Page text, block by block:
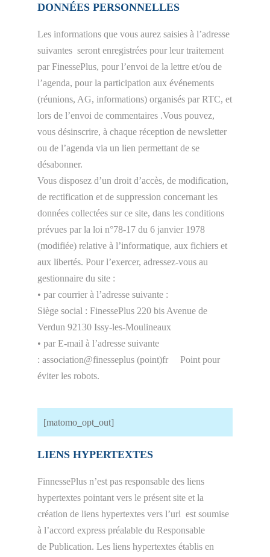
DONNÉES PERSONNELLES
Les informations que vous aurez saisies à l’adresse
suivantes seront enregistrées pour leur traitement
par FinessePlus, pour l’envoi de la lettre et/ou de
l’agenda, pour la participation aux événements
(réunions, AG, informations) organisés par RTC, et
lors de l’envoi de commentaires .Vous pouvez,
vous désinscrire, à chaque réception de newsletter
ou de l’agenda via un lien permettant de se
désabonner.
Vous disposez d’un droit d’accès, de modification,
de rectification et de suppression concernant les
données collectées sur ce site, dans les conditions
prévues par la loi n°78-17 du 6 janvier 1978
(modifiée) relative à l’informatique, aux fichiers et
aux libertés. Pour l’exercer, adressez-vous au
gestionnaire du site :
• par courrier à l’adresse suivante :
Siège social : FinessePlus 220 bis Avenue de
Verdun 92130 Issy-les-Moulineaux
• par E-mail à l’adresse suivante
: association@finesseplus (point)fr Point pour
éviter les robots.
[matomo_opt_out]
LIENS HYPERTEXTES
FinnessePlus n’est pas responsable des liens
hypertextes pointant vers le présent site et la
création de liens hypertextes vers l’url est soumise
à l’accord express préalable du Responsable
de Publication. Les liens hypertextes établis en